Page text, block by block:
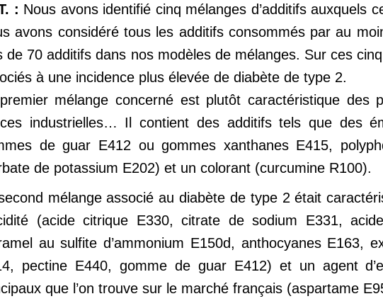
: Nous avons identifié cinq mélanges d’additifs auxquels
avons considéré tous les additifs consommés par au
de 70 additifs dans nos modèles de mélanges. Sur ces
à une incidence plus élevée de diabète de type 2.
mélange concerné est plutôt caractéristique des
industrielles… Il contient des additifs tels que des
de guar E412 ou gommes xanthanes E415,
de potassium E202) et un colorant (curcumine R100).
mélange associé au diabète de type 2 était
(acide citrique E330, citrate de sodium E331,
au sulfite d’ammonium E150d, anthocyanes E163,
pectine E440, gomme de guar E412) et un agent
que l’on trouve sur le marché français (aspartame